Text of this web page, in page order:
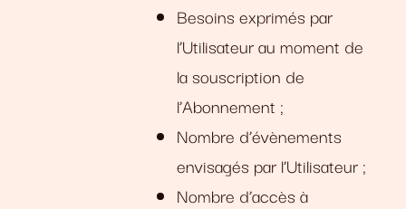
Besoins exprimés par
l’Utilisateur au moment de
la souscription de
l’Abonnement ;
Nombre d’évènements
envisagés par l’Utilisateur ;
Nombre d’accès à